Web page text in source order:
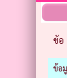
ข้อ
ข้อ